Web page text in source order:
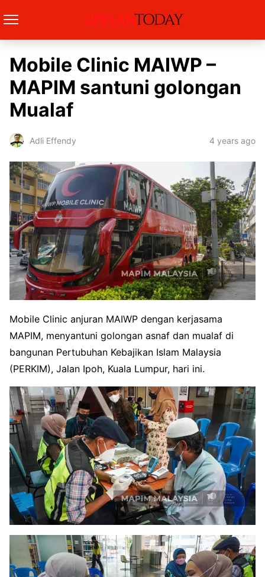
Mobile Clinic MAIWP –
MAPIM santuni golongan
Mualaf
Adli Effendy 4 years ago
Mobile Clinic anjuran MAIWP dengan kerjasama
MAPIM, menyantuni golongan asnaf dan mualaf di
bangunan Pertubuhan Kebajikan Islam Malaysia
(PERKIM), Jalan Ipoh, Kuala Lumpur, hari ini.